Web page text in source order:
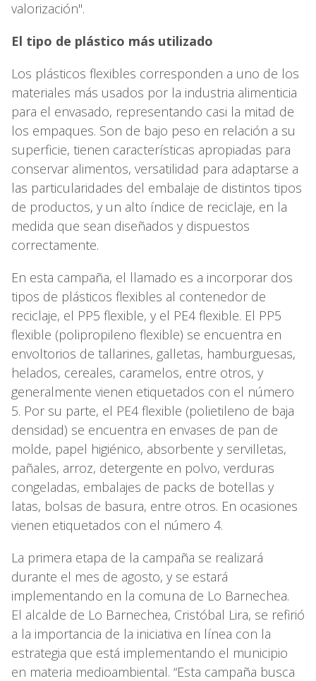
valorización".
El tipo de plástico más utilizado
Los plásticos flexibles corresponden a uno de los
materiales más usados por la industria alimenticia
para el envasado, representando casi la mitad de
los empaques. Son de bajo peso en relación a su
superficie, tienen características apropiadas para
conservar alimentos, versatilidad para adaptarse a
las particularidades del embalaje de distintos tipos
de productos, y un alto índice de reciclaje, en la
medida que sean diseñados y dispuestos
correctamente.
En esta campaña, el llamado es a incorporar dos
tipos de plásticos flexibles al contenedor de
reciclaje, el PP5 flexible, y el PE4 flexible. El PP5
flexible (polipropileno flexible) se encuentra en
envoltorios de tallarines, galletas, hamburguesas,
helados, cereales, caramelos, entre otros, y
generalmente vienen etiquetados con el número
5. Por su parte, el PE4 flexible (polietileno de baja
densidad) se encuentra en envases de pan de
molde, papel higiénico, absorbente y servilletas,
pañales, arroz, detergente en polvo, verduras
congeladas, embalajes de packs de botellas y
latas, bolsas de basura, entre otros. En ocasiones
vienen etiquetados con el número 4.
La primera etapa de la campaña se realizará
durante el mes de agosto, y se estará
implementando en la comuna de Lo Barnechea.
El alcalde de Lo Barnechea, Cristóbal Lira, se refirió
a la importancia de la iniciativa en línea con la
estrategia que está implementando el municipio
en materia medioambiental. “Esta campaña busca